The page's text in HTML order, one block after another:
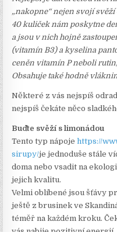
„nakopne“ nejen svojí
40 kuliček nám poskytne
a jsou v nich hojně
(vitamín B3) a kyselina
ceněn vitamín P neboli
Obsahuje také hodně
Některé z vás nejspíš
nejspíš čekáte něco
Buďte svěží s limonádou
Tento typ nápojehttps://
sirupy/je jednoduše stále
doma nebo vsadit na
jejich kvalitu.
Velmi oblíbené jsou šťávy
ještě z brusinek ve
téměř na každém kroku.